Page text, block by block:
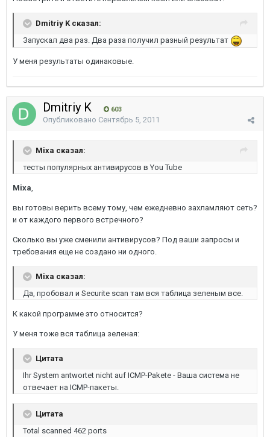
Dmitriy K сказал:
Запускал два раз. Два раза получил разный результат
У меня результаты одинаковые.
Dmitriy K 603
Опубликовано Сентябрь 5, 2011
Mixa сказал:
тесты популярных антивирусов в You Tube
Mixa,
вы готовы верить всему тому, чем ежедневно захламляют сеть?
и от каждого первого встречного?
Сколько вы уже сменили антивирусов? Под ваши запросы и
требования еще не создано ни одного.
Mixa сказал:
Да, пробовал и Securite scan там вся таблица зеленым все.
К какой программе это относится?
У меня тоже вся таблица зеленая:
Цитата
Ihr System antwortet nicht auf ICMP-Pakete - Ваша система не
отвечает на ICMP-пакеты.
Цитата
Total scanned 462 ports